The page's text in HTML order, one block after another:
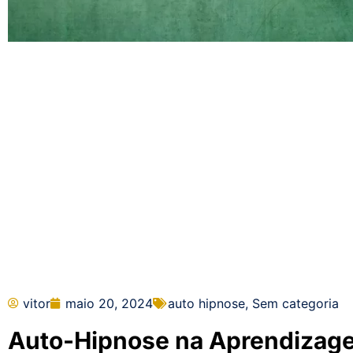
vitor maio 20, 2024 auto hipnose, Sem categoria
Auto-Hipnose na